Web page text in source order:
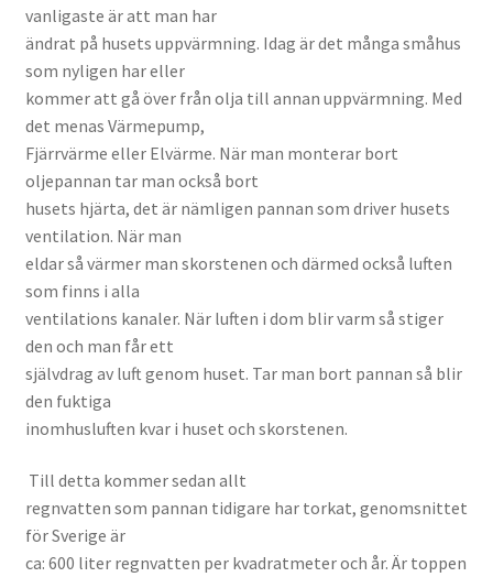
vanligaste är att man har
ändrat på husets uppvärmning. Idag är det många småhus
som nyligen har eller
kommer att gå över från olja till annan uppvärmning. Med
det menas Värmepump,
Fjärrvärme eller Elvärme. När man monterar bort
oljepannan tar man också bort
husets hjärta, det är nämligen pannan som driver husets
ventilation. När man
eldar så värmer man skorstenen och därmed också luften
som finns i alla
ventilations kanaler. När luften i dom blir varm så stiger
den och man får ett
självdrag av luft genom huset. Tar man bort pannan så blir
den fuktiga
inomhusluften kvar i huset och skorstenen.
Till detta kommer sedan allt
regnvatten som pannan tidigare har torkat, genomsnittet
för Sverige är
ca: 600 liter regnvatten per kvadratmeter och år. Är toppen